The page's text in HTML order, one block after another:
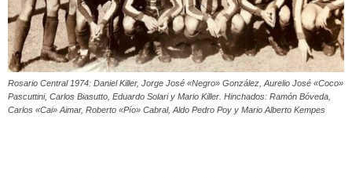
Rosario Central 1974: Daniel Killer, Jorge José «Negro» González, Aurelio José «Coco»
Pascuttini, Carlos Biasutto, Eduardo Solari y Mario Killer. Hinchados: Ramón Bóveda,
Carlos «Cai» Aimar, Roberto «Pío» Cabral, Aldo Pedro Poy y Mario Alberto Kempes